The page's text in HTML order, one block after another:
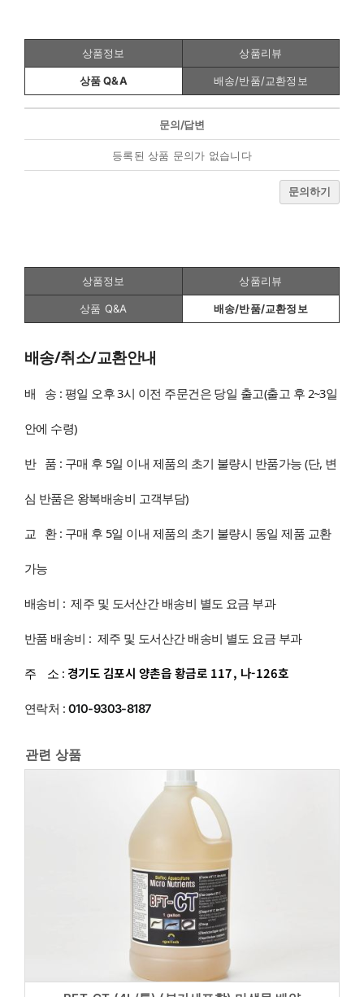
상품정보 상품리뷰
상품 Q&A 배송/반품/교환정보
문의/답변
등록된 상품 문의가 없습니다
문의하기
상품정보 상품리뷰
상품 Q&A 배송/반품/교환정보
배송/취소/교환안내
배 송 : 평일 오후 3시 이전 주문건은 당일 출고(출고 후 2~3일
안에 수령)
반 품 : 구매 후 5일 이내 제품의 초기 불량시 반품가능 (단, 변
심 반품은 왕복배송비 고객부담)
교 환 : 구매 후 5일 이내 제품의 초기 불량시 동일 제품 교환
가능
배송비 : 제주 및 도서산간 배송비 별도 요금 부과
반품 배송비 : 제주 및 도서산간 배송비 별도 요금 부과
주 소 : 경기도 김포시 양촌읍 황금로 117, 나-126호
연락처 : 010-9303-8187
관련 상품